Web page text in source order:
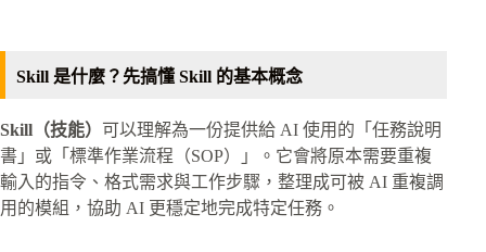
Skill 是什麼？先搞懂 Skill 的基本概念
Skill（技能） 可以理解為一份提供給 AI 使用的「任務說明
書」或「標準作業流程（SOP）」。它會將原本需要重複
輸入的指令、格式需求與工作步驟，整理成可被 AI 重複調
用的模組，協助 AI 更穩定地完成特定任務。